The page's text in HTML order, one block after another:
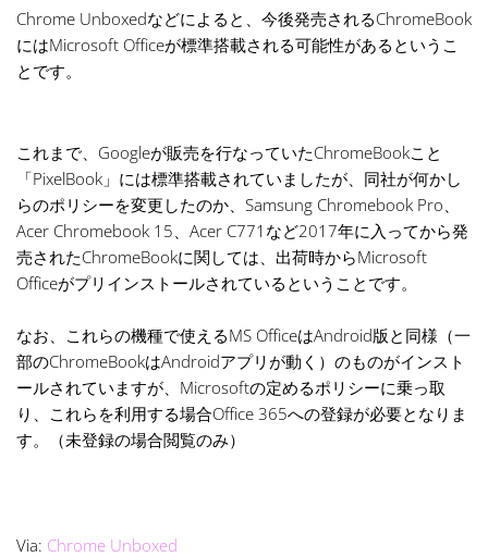
Chrome Unboxedなどによると、今後発売されるChromeBook
にはMicrosoft Officeが標準搭載される可能性があるというこ
とです。
これまで、Googleが販売を行なっていたChromeBookこと
「PixelBook」には標準搭載されていましたが、同社が何かし
らのポリシーを変更したのか、Samsung Chromebook Pro、
Acer Chromebook 15、Acer C771など2017年に入ってから発
売されたChromeBookに関しては、出荷時からMicrosoft
Officeがプリインストールされているということです。
なお、これらの機種で使えるMS OfficeはAndroid版と同様（一
部のChromeBookはAndroidアプリが動く）のものがインスト
ールされていますが、Microsoftの定めるポリシーに乗っ取
り、これらを利用する場合Office 365への登録が必要となりま
す。（未登録の場合閲覧のみ）
Via: Chrome Unboxed